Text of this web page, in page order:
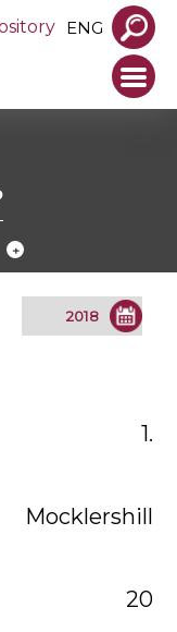
ENG
1.
Mocklershill
20